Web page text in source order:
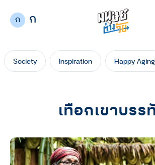
ก ก
Society Inspiration Happy Aging
เทือกเขาบรร